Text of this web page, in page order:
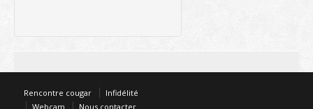
Rencontre cougar
Infidélité
Webcam
Nous contacter